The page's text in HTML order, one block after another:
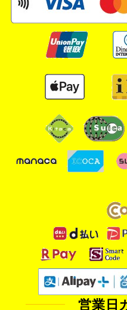
営業日